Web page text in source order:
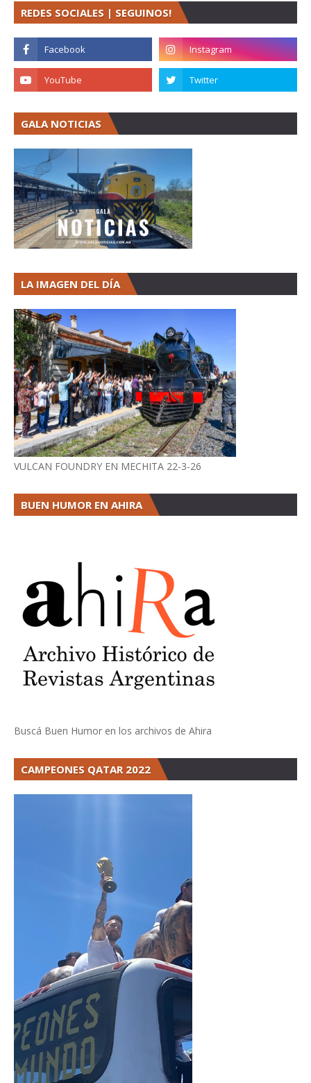
REDES SOCIALES | SEGUINOS!
GALA NOTICIAS
LA IMAGEN DEL DÍA
VULCAN FOUNDRY EN MECHITA 22-3-26
BUEN HUMOR EN AHIRA
Buscá Buen Humor en los archivos de Ahira
CAMPEONES QATAR 2022